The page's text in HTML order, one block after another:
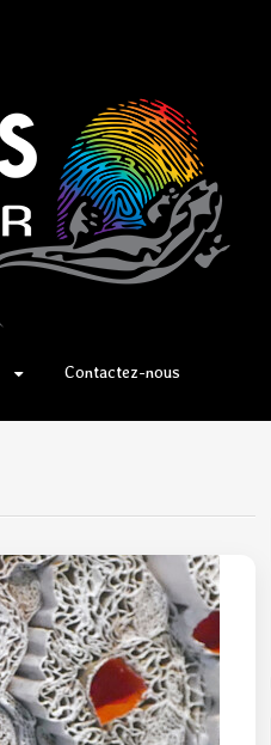
Contactez-nous